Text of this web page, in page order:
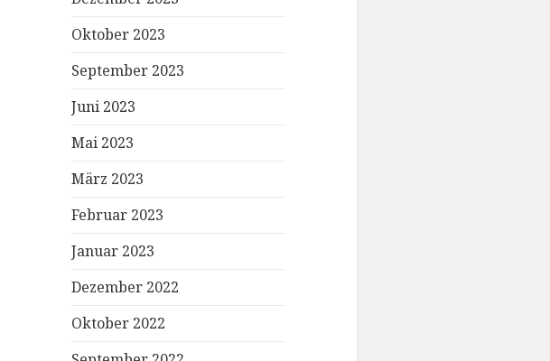
Oktober 2023
September 2023
Juni 2023
Mai 2023
März 2023
Februar 2023
Januar 2023
Dezember 2022
Oktober 2022